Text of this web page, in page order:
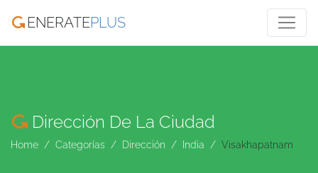
ENERATEPLUS
Dirección De La Ciudad
Home Categorías Dirección India Visakhapatnam